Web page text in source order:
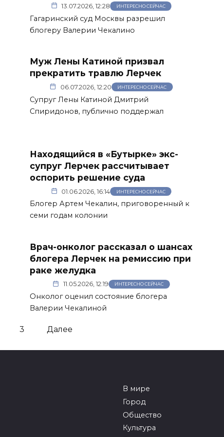
13.07.2026, 12:28 ИНТЕРЕСНО СЕЙЧАС
Гагаринский суд Москвы разрешил
блогеру Валерии Чекалино
Муж Лены Катиной призвал
прекратить травлю Лерчек
06.07.2026, 12:20 ИНТЕРЕСНО СЕЙЧАС
Супруг Лены Катиной Дмитрий
Спиридонов, публично поддержал
Находящийся в «Бутырке» экс-
супруг Лерчек рассчитывает
оспорить решение суда
01.06.2026, 16:14 ИНТЕРЕСНО СЕЙЧАС
Блогер Артем Чекалин, приговоренный к
семи годам колонии
Врач-онколог рассказал о шансах
блогера Лерчек на ремиссию при
раке желудка
11.05.2026, 12:19 ИНТЕРЕСНО СЕЙЧАС
Онколог оценил состояние блогера
Валерии Чекалиной
3 Далее
В мире
Город
Общество
Культура